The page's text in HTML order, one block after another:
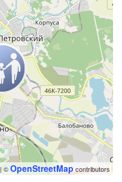
| ©OpenStreetMap contributors